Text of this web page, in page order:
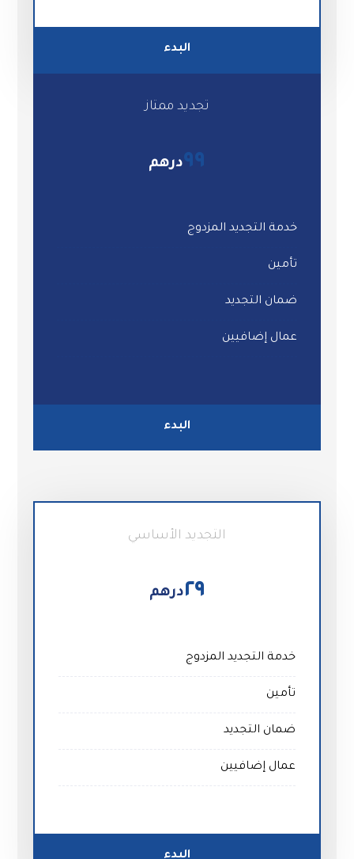
البدء
تجديد ممتاز
٩٩درهم
خدمة التجديد المزدوج
تأمين
ضمان التجديد
عمال إضافيين
البدء
التجديد الأساسي
٢٩درهم
خدمة التجديد المزدوج
تأمين
ضمان التجديد
عمال إضافيين
البدء